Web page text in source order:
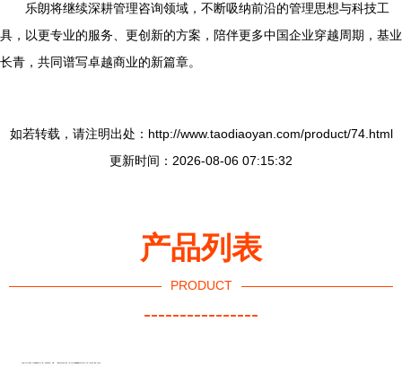
乐朗将继续深耕管理咨询领域，不断吸纳前沿的管理思想与科技工
具，以更专业的服务、更创新的方案，陪伴更多中国企业穿越周期，基业
长青，共同谱写卓越商业的新篇章。
如若转载，请注明出处：http://www.taodiaoyan.com/product/74.html
更新时间：2026-08-06 07:15:32
产品列表
PRODUCT
----------------